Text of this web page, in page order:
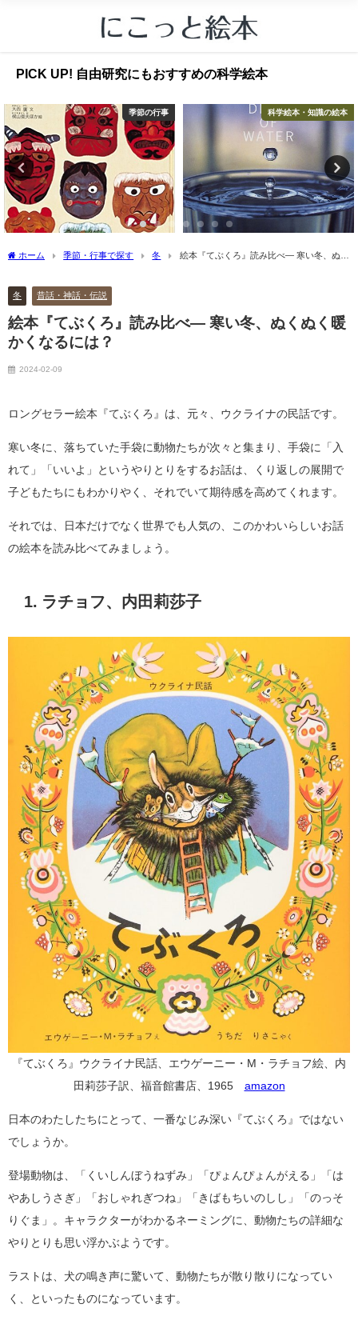
PICK UP! 自由研究にもおすすめの科学絵本
季節の行事 科学絵本・知識の絵本
ホーム 季節・行事で探す 冬
絵本『てぶくろ』読み比べ― 寒い冬、ぬく
冬 昔話・神話・伝説
絵本『てぶくろ』読み比べ― 寒い冬、ぬくぬく暖
かくなるには？
2024-02-09
ロングセラー絵本『てぶくろ』は、元々、ウクライナの民話です。
寒い冬に、落ちていた手袋に動物たちが次々と集まり、手袋に「入
れて」「いいよ」というやりとりをするお話は、くり返しの展開で
子どもたちにもわかりやく、それでいて期待感を高めてくれます。
それでは、日本だけでなく世界でも人気の、このかわいらしいお話
の絵本を読み比べてみましょう。
1. ラチョフ、内田莉莎子
『てぶくろ』ウクライナ民話、エウゲーニー・M・ラチョフ絵、内
田莉莎子訳、福音館書店、1965 amazon
日本のわたしたちにとって、一番なじみ深い『てぶくろ』ではない
でしょうか。
登場動物は、「くいしんぼうねずみ」「ぴょんぴょんがえる」「は
やあしうさぎ」「おしゃれぎつね」「きばもちいのしし」「のっそ
りぐま」。キャラクターがわかるネーミングに、動物たちの詳細な
やりとりも思い浮かぶようです。
ラストは、犬の鳴き声に驚いて、動物たちが散り散りになってい
く、といったものになっています。